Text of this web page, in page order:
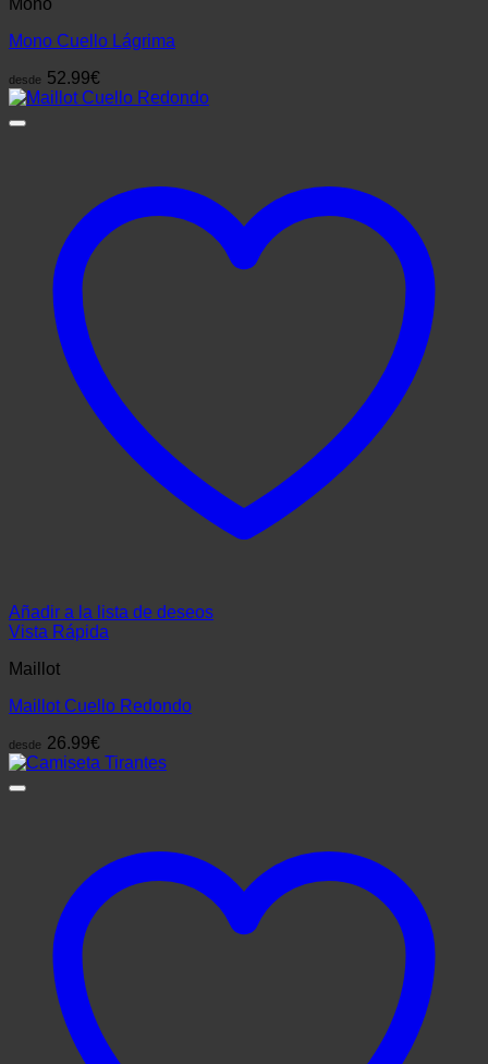
Mono
Mono Cuello Lágrima
desde 52.99€
Añadir a la lista de deseos
Vista Rápida
Maillot
Maillot Cuello Redondo
desde 26.99€